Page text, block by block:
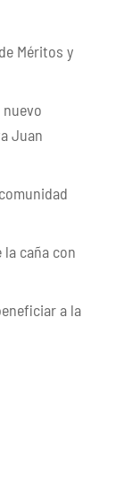
Méritos y
Juan
caña con
a la